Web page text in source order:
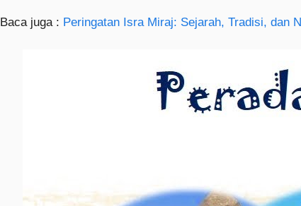
Baca juga : Peringatan Isra Miraj: Sejarah, Tradisi, dan